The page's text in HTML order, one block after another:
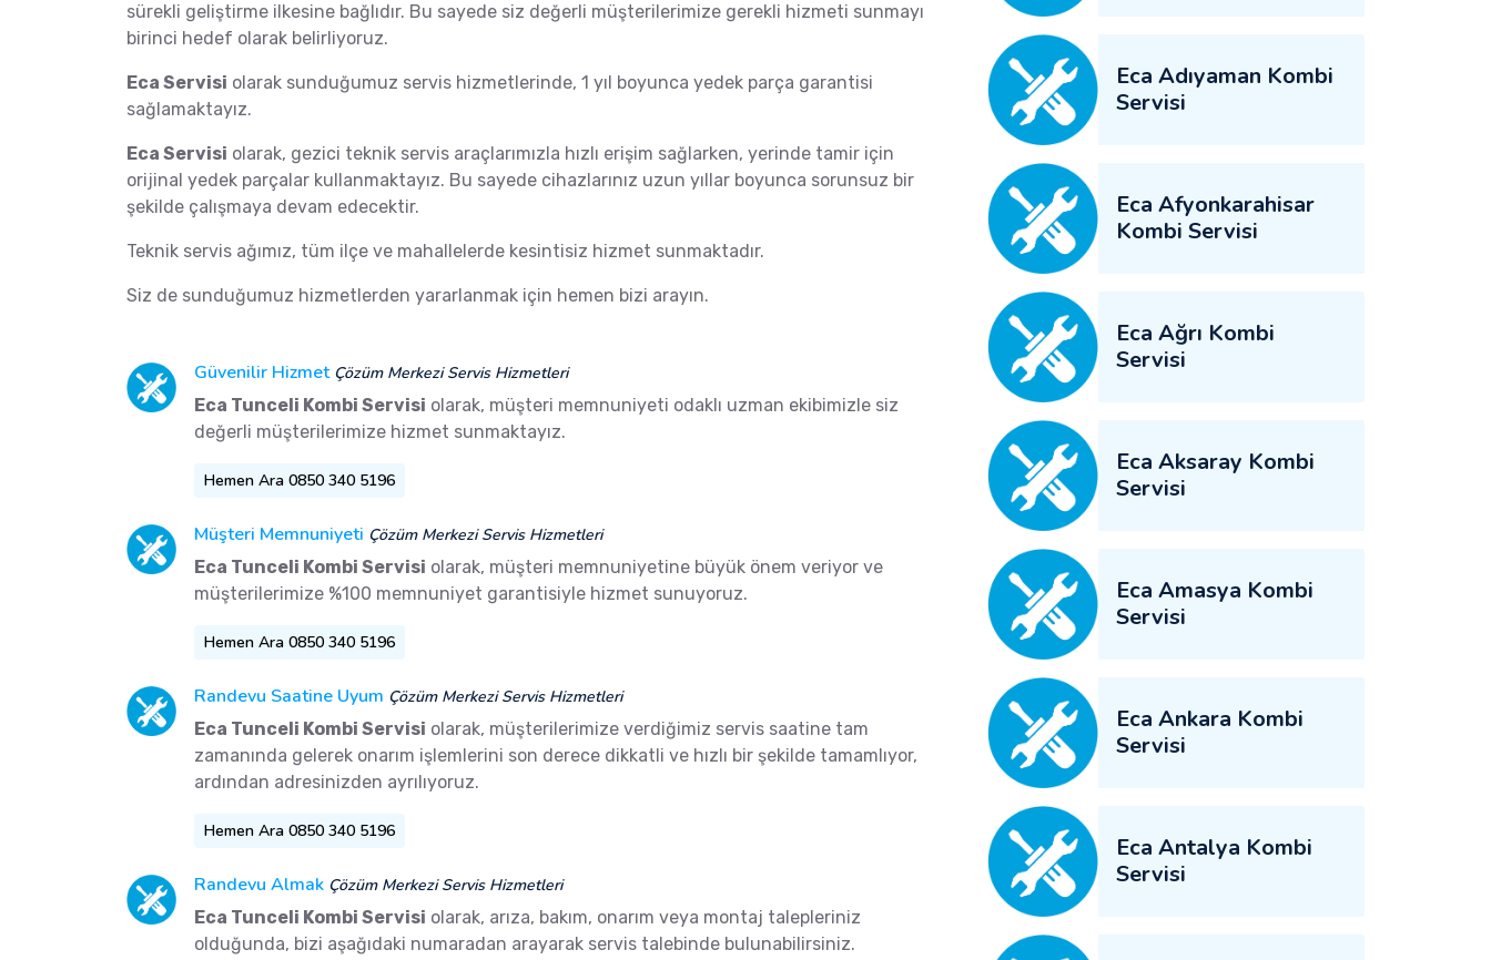
sürekli geliştirme ilkesine bağlıdır. Bu sayede siz değerli müşterilerimize gerekli hizmeti sunmayı
birinci hedef olarak belirliyoruz.
Eca Servisi olarak sunduğumuz servis hizmetlerinde, 1 yıl boyunca yedek parça garantisi
sağlamaktayız.
Eca Servisi olarak, gezici teknik servis araçlarımızla hızlı erişim sağlarken, yerinde tamir için
orijinal yedek parçalar kullanmaktayız. Bu sayede cihazlarınız uzun yıllar boyunca sorunsuz bir
şekilde çalışmaya devam edecektir.
Teknik servis ağımız, tüm ilçe ve mahallelerde kesintisiz hizmet sunmaktadır.
Siz de sunduğumuz hizmetlerden yararlanmak için hemen bizi arayın.
Güvenilir Hizmet Çözüm Merkezi Servis Hizmetleri
Eca Tunceli Kombi Servisi olarak, müşteri memnuniyeti odaklı uzman ekibimizle siz
değerli müşterilerimize hizmet sunmaktayız.
Hemen Ara 0850 340 5196
Müşteri Memnuniyeti Çözüm Merkezi Servis Hizmetleri
Eca Tunceli Kombi Servisi olarak, müşteri memnuniyetine büyük önem veriyor ve
müşterilerimize %100 memnuniyet garantisiyle hizmet sunuyoruz.
Hemen Ara 0850 340 5196
Randevu Saatine Uyum Çözüm Merkezi Servis Hizmetleri
Eca Tunceli Kombi Servisi olarak, müşterilerimize verdiğimiz servis saatine tam
zamanında gelerek onarım işlemlerini son derece dikkatli ve hızlı bir şekilde tamamlıyor,
ardından adresinizden ayrılıyoruz.
Hemen Ara 0850 340 5196
Randevu Almak Çözüm Merkezi Servis Hizmetleri
Eca Tunceli Kombi Servisi olarak, arıza, bakım, onarım veya montaj talepleriniz
olduğunda, bizi aşağıdaki numaradan arayarak servis talebinde bulunabilirsiniz.
Eca Adıyaman Kombi
Servisi
Eca Afyonkarahisar
Kombi Servisi
Eca Ağrı Kombi
Servisi
Eca Aksaray Kombi
Servisi
Eca Amasya Kombi
Servisi
Eca Ankara Kombi
Servisi
Eca Antalya Kombi
Servisi